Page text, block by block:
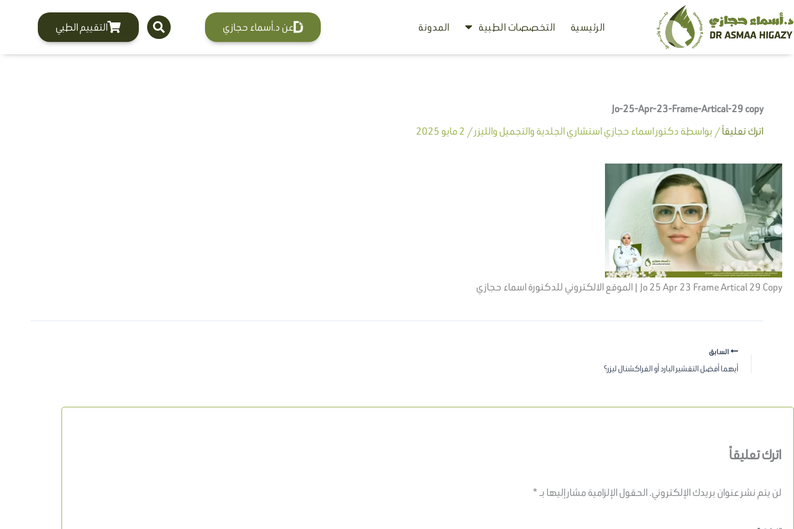
تخطي
إلى
الرئيسية التخصصات الطبية المدونة عن د.أسماء حجازي التقييم الطبي
Jo-25-Apr-23-Frame-Artical-29 copy
اترك تعليقاً/ بواسطة دكتور اسماء حجازي استشاري الجلدية والتجميل والليزر/ 2 مايو 2025
Jo 25 Apr 23 Frame Artical 29 Copy | الموقع الالكتروني للدكتورة اسماء حجازي
السابق
أيهما أفضل التقشير البارد أو الفراكشنال ليزر؟
اترك تعليقاً
لن يتم نشر عنوان بريدك الإلكتروني.الحقول الإلزامية مشار إليها بـ*